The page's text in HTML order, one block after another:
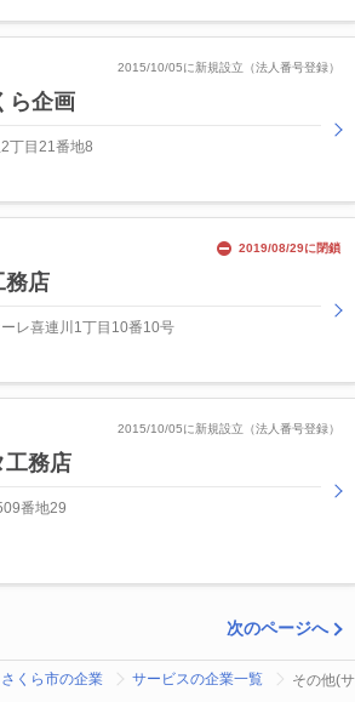
2015/10/05に新規設立（法人番号登録）
ら企画
丁目21番地8
2019/08/29に閉鎖
務店
レ喜連川1丁目10番10号
2015/10/05に新規設立（法人番号登録）
工務店
番地29
次のページへ
さくら市の企業 サービスの企業一覧 その他(